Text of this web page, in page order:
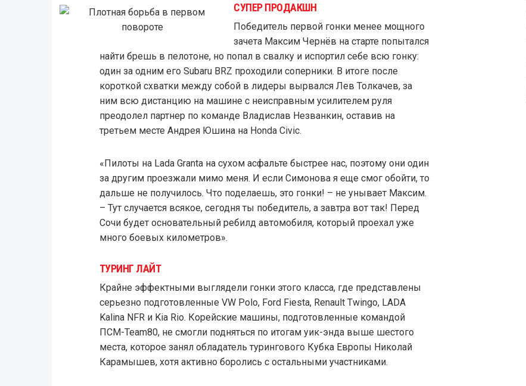
СУПЕР ПРОДАКШН
Победитель первой гонки менее мощного
зачета Максим Чернёв на старте попытался
найти брешь в пелотоне, но попал в свалку и испортил себе всю гонку:
один за одним его Subaru BRZ проходили соперники. В итоге после
короткой схватки между собой в лидеры вырвался Лев Толкачев, за
ним всю дистанцию на машине с неисправным усилителем руля
преодолел партнер по команде Владислав Незванкин, оставив на
третьем месте Андрея Юшина на Honda Civic.
«Пилоты на Lada Granta на сухом асфальте быстрее нас, поэтому они один
за другим проезжали мимо меня. И если Симонова я еще смог обойти, то
дальше не получилось. Что поделаешь, это гонки! – не унывает Максим.
– Тут случается всякое, сегодня ты победитель, а завтра вот так! Перед
Сочи будет основательный ребилд автомобиля, который проехал уже
много боевых километров».
ТУРИНГ ЛАЙТ
Крайне эффектными выглядели гонки этого класса, где представлены
серьезно подготовленные VW Polo, Ford Fiesta, Renault Twingo, LADA
Kalina NFR и Kia Rio. Корейские машины, подготовленные командой
ПСМ-Team80, не смогли подняться по итогам уик-энда выше шестого
места, которое занял обладатель турингового Кубка Европы Николай
Карамышев, хотя активно боролись с остальными участниками.